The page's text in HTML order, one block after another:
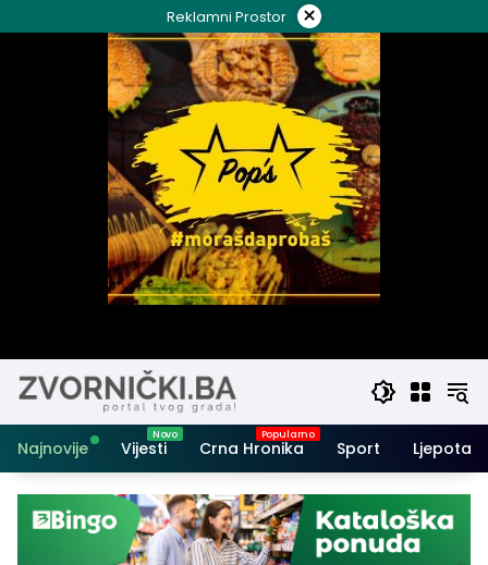
to
Reklamni Prostor ×
Najnovije Vijesti Crna Hronika Sport Ljepota i